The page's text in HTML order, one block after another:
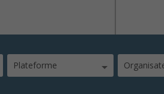
Plateforme